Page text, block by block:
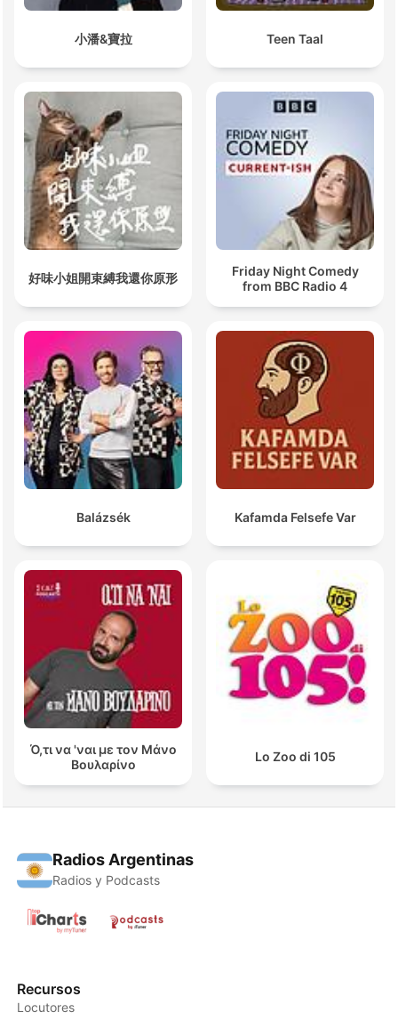
小潘&寶拉 Teen Taal
好味小姐開束縛我還你原形
Friday Night Comedy
from BBC Radio 4
Balázsék Kafamda Felsefe Var
Ό,τι να 'ναι με τον Μάνο
Βουλαρίνο
Lo Zoo di 105
Radios Argentinas
Radios y Podcasts
Recursos
Locutores